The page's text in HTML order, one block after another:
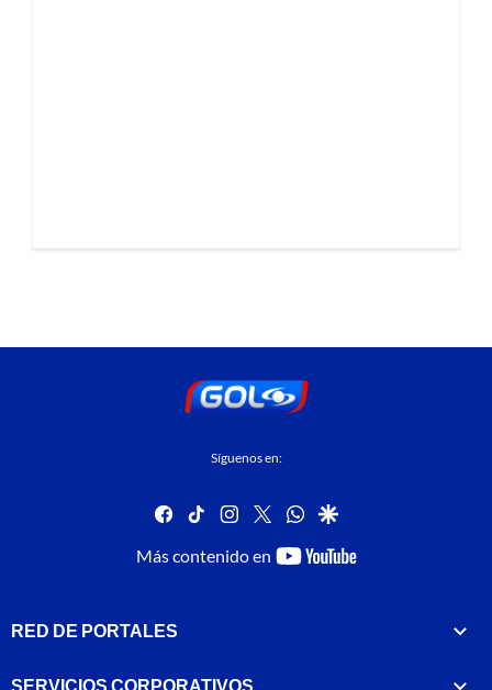
Síguenos en:
facebook
tiktok instagram
twitterwhatsapp
google
Más contenido en
youtube-
RED DE PORTALES
SERVICIOS CORPORATIVOS